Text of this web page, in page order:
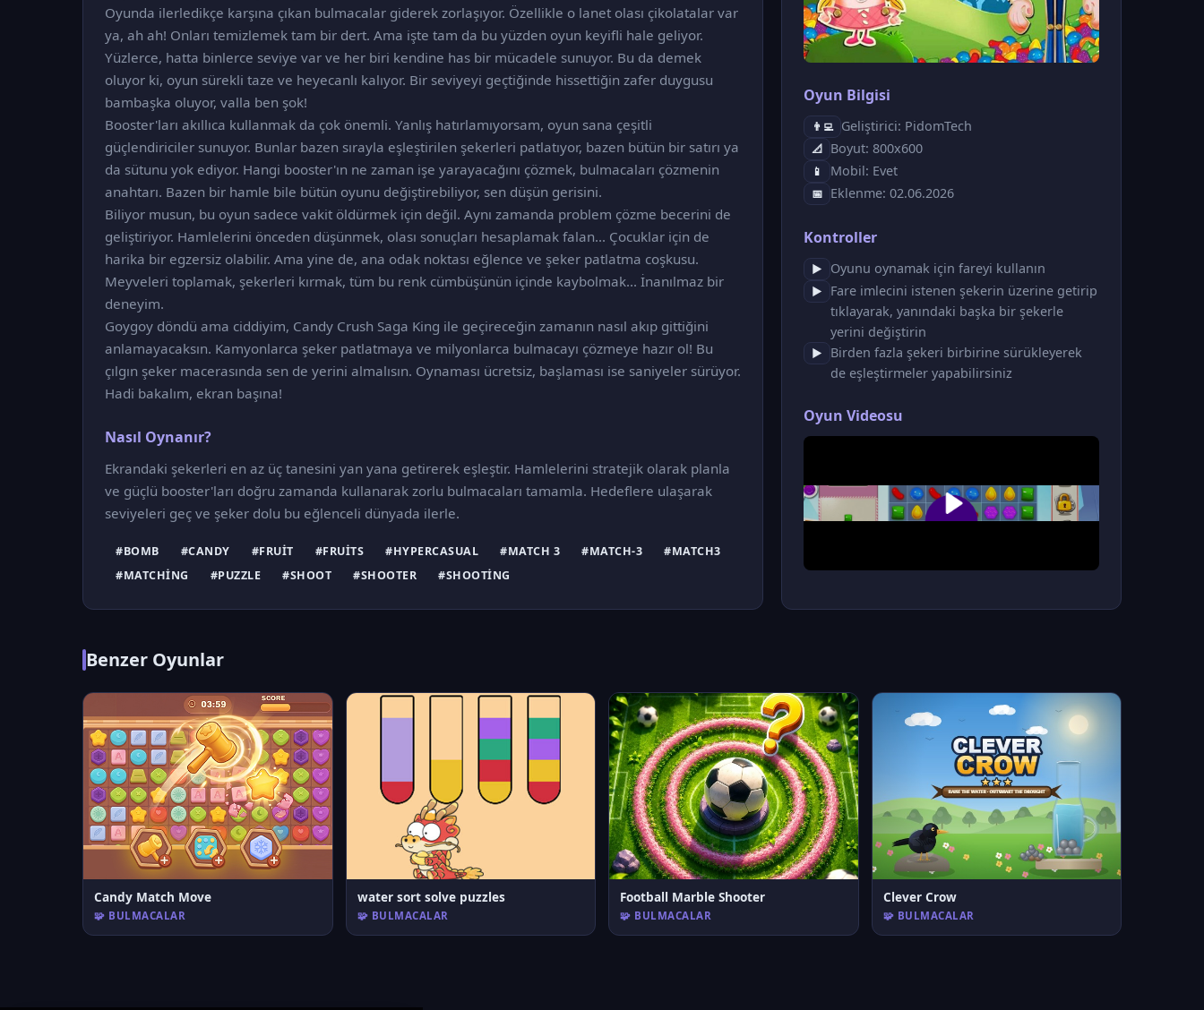
Oyunda ilerledikçe karşına çıkan bulmacalar giderek zorlaşıyor. Özellikle o lanet olası çikolatalar var
ya, ah ah! Onları temizlemek tam bir dert. Ama işte tam da bu yüzden oyun keyifli hale geliyor.
Yüzlerce, hatta binlerce seviye var ve her biri kendine has bir mücadele sunuyor. Bu da demek
oluyor ki, oyun sürekli taze ve heyecanlı kalıyor. Bir seviyeyi geçtiğinde hissettiğin zafer duygusu
bambaşka oluyor, valla ben şok!
Booster'ları akıllıca kullanmak da çok önemli. Yanlış hatırlamıyorsam, oyun sana çeşitli
güçlendiriciler sunuyor. Bunlar bazen sırayla eşleştirilen şekerleri patlatıyor, bazen bütün bir satırı ya
da sütunu yok ediyor. Hangi booster'ın ne zaman işe yarayacağını çözmek, bulmacaları çözmenin
anahtarı. Bazen bir hamle bile bütün oyunu değiştirebiliyor, sen düşün gerisini.
Biliyor musun, bu oyun sadece vakit öldürmek için değil. Aynı zamanda problem çözme becerini de
geliştiriyor. Hamlelerini önceden düşünmek, olası sonuçları hesaplamak falan... Çocuklar için de
harika bir egzersiz olabilir. Ama yine de, ana odak noktası eğlence ve şeker patlatma coşkusu.
Meyveleri toplamak, şekerleri kırmak, tüm bu renk cümbüşünün içinde kaybolmak... İnanılmaz bir
deneyim.
Goygoy döndü ama ciddiyim, Candy Crush Saga King ile geçireceğin zamanın nasıl akıp gittiğini
anlamayacaksın. Kamyonlarca şeker patlatmaya ve milyonlarca bulmacayı çözmeye hazır ol! Bu
çılgın şeker macerasında sen de yerini almalısın. Oynaması ücretsiz, başlaması ise saniyeler sürüyor.
Hadi bakalım, ekran başına!
Nasıl Oynanır?
Ekrandaki şekerleri en az üç tanesini yan yana getirerek eşleştir. Hamlelerini stratejik olarak planla
ve güçlü booster'ları doğru zamanda kullanarak zorlu bulmacaları tamamla. Hedeflere ulaşarak
seviyeleri geç ve şeker dolu bu eğlenceli dünyada ilerle.
#BOMB #CANDY #FRUIT #FRUITS #HYPERCASUAL #MATCH 3 #MATCH-3
#MATCH3
#MATCHING
#PUZZLE #SHOOT #SHOOTER #SHOOTING
Oyun Bilgisi
👨‍💻 Geliştirici: PidomTech
📐 Boyut: 800x600
📱 Mobil: Evet
📅 Eklenme: 02.06.2026
Kontroller
▶ Oyunu oynamak için fareyi kullanın
▶
Fare imlecini istenen şekerin üzerine getirip
tıklayarak, yanındaki başka bir şekerle
yerini değiştirin
▶
Birden fazla şekeri birbirine sürükleyerek
de eşleştirmeler yapabilirsiniz
Oyun Videosu
Benzer Oyunlar
Candy Match Move
🧩 BULMACALAR
water sort solve puzzles
🧩 BULMACALAR
Football Marble Shooter
🧩 BULMACALAR
Clever Crow
🧩 BULMACALAR